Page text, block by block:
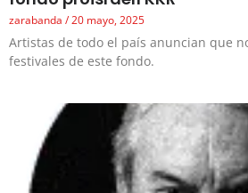
zarabanda 20 mayo, 2025
Artistas de todo el país anuncian que
festivales de este fondo.